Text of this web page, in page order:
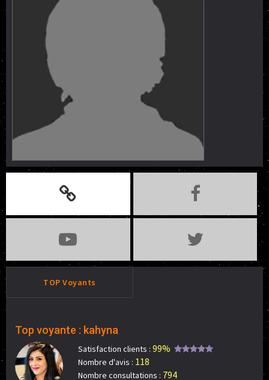
TOP Voyants
Top voyante : kahyna
Satisfaction clients : 99%
Nombre d'avis : 118
Nombre consultations : 794